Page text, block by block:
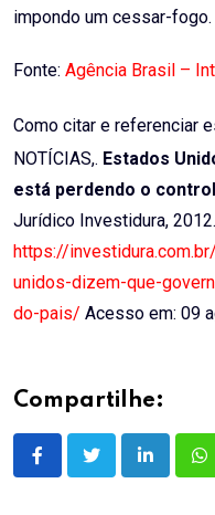
impondo um cessar-fogo.
Fonte: Agência Brasil –
Como citar e referenciar
NOTÍCIAS,. Estados
está perdendo o
Jurídico Investidura,
https://
unidos-dizem-que-
do-pais/ Acesso em: 09
Compartilhe:
LinkedIn